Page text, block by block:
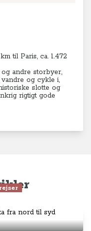
til Paris, ca. 1.472
og andre storbyer,
og cykle i,
slotte og
rigtigt gode